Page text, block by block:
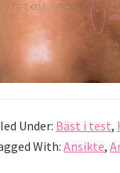
Under: Bäst i test,
With: Ansikte,